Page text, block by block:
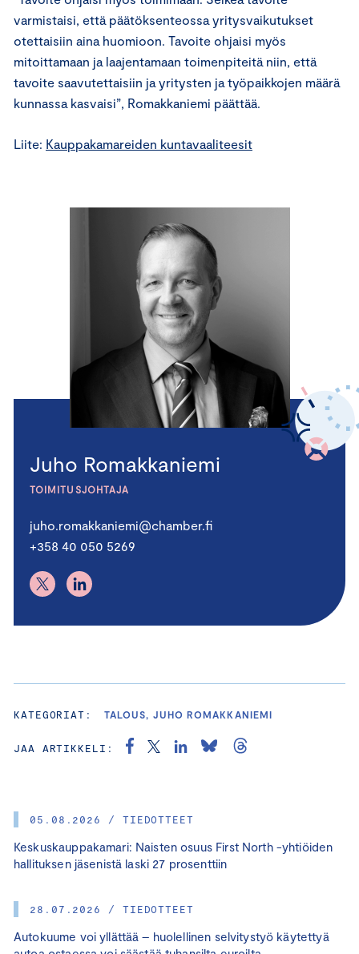
05.08.2026 / TIEDOTTEET
Keskuskauppakamari: Naisten osuus First North -yhtiöiden
hallituksen jäsenistä laski 27 prosenttiin
28.07.2026 / TIEDOTTEET
Autokuume voi yllättää – huolellinen selvitystyö käytettyä
varmistaisi, että päätöksenteossa yritysvaikutukset
otettaisiin aina huomioon. Tavoite ohjaisi myös
mitoittamaan ja laajentamaan toimenpiteitä niin, että
tavoite saavutettaisiin ja yritysten ja työpaikkojen määrä
kunnassa kasvaisi”, Romakkaniemi päättää.
Liite: Kauppakamareiden kuntavaaliteesit
Juho Romakkaniemi
TOIMITUSJOHTAJA
juho.romakkaniemi@chamber.fi
+358 40 050 5269
KATEGORIAT: TALOUS, JUHO ROMAKKANIEMI
JAA ARTIKKELI: